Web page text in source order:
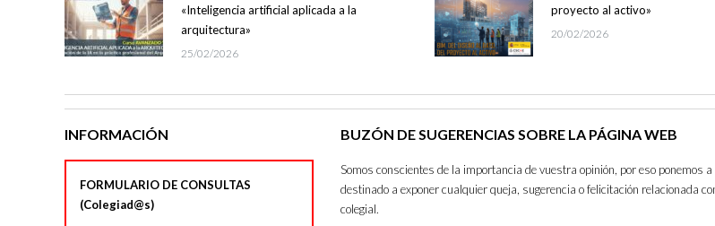
«Inteligencia artificial aplicada a la
arquitectura»
25/02/2026
proyecto al activo»
20/02/2026
INFORMACIÓN
FORMULARIO DE CONSULTAS
(Colegiad@s)
BUZÓN DE SUGERENCIAS SOBRE LA PÁGINA WEB
Somos conscientes de la importancia de vuestra opinión, por eso ponemos
destinado a exponer cualquier queja, sugerencia o felicitación relacionada
colegial.